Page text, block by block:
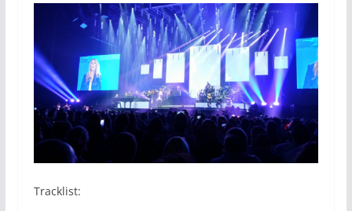
Tracklist: